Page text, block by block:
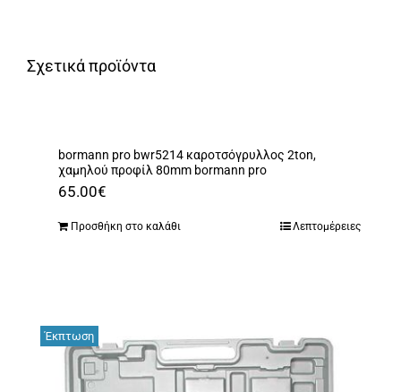
Σχετικά προϊόντα
bormann pro bwr5214 καροτσόγρυλλος 2ton,
χαμηλού προφίλ 80mm bormann pro
65.00€
Προσθήκη στο καλάθι Λεπτομέρειες
Έκπτωση